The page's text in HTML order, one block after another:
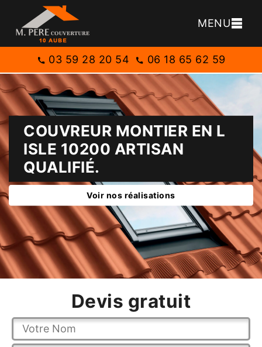
MENU
03 59 28 20 54 06 18 65 62 59
COUVREUR MONTIER EN L
ISLE 10200 ARTISAN
QUALIFIÉ.
Voir nos réalisations
Devis gratuit